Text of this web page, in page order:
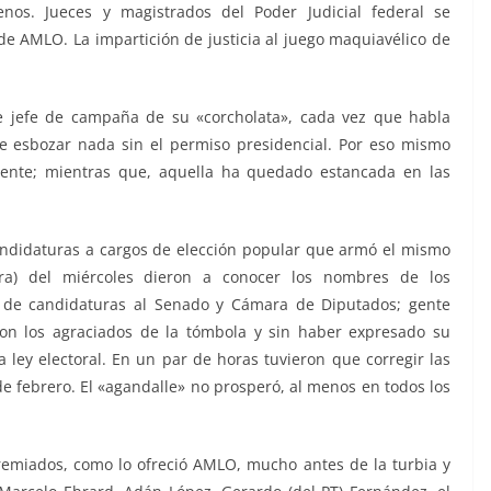
Jueces y magistrados del Poder Judicial federal se
AMLO. La impartición de justicia al juego maquiavélico de
de campaña de su «corcholata», cada vez que habla
nada sin el permiso presidencial. Por eso mismo
mientras que, aquella ha quedado estancada en las
a cargos de elección popular que armó el mismo
del miércoles dieron a conocer los nombres de los
candidaturas al Senado y Cámara de Diputados; gente
los agraciados de la tómbola y sin haber expresado su
ley electoral. En un par de horas tuvieron que corregir las
febrero. El «agandalle» no prosperó, al menos en todos los
como lo ofreció AMLO, mucho antes de la turbia y